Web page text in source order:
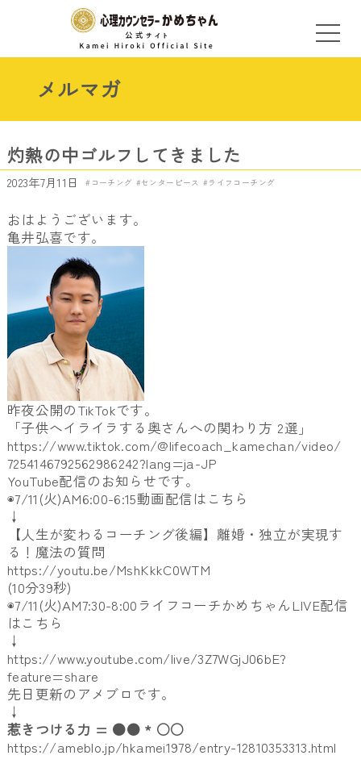
メルマガ
灼熱の中ゴルフしてきました
2023年7月11日 コーチング センターピース ライフコーチング
おはようございます。
亀井弘喜です。
昨夜公開のTikTokです。
「子供へイライラする奥さんへの関わり方 2選」
https://www.tiktok.com/@lifecoach_kamechan/video/
7254146792562986242?lang=ja-JP
YouTube配信のお知らせです。
◉7/11(火)AM6:00-6:15動画配信はこちら
↓
【人生が変わるコーチング後編】離婚・独立が実現す
る！ 魔法の質問
https://youtu.be/MshKkkC0WTM
(10分39秒)
◉7/11(火)AM7:30-8:00ライフコーチかめちゃんLIVE配信
はこちら
↓
https://www.youtube.com/live/3Z7WGjJ06bE?
feature=share
先日更新のアメブロです。
↓
惹きつける力 = ●● * ○○
https://ameblo.jp/hkamei1978/entry-12810353313.html